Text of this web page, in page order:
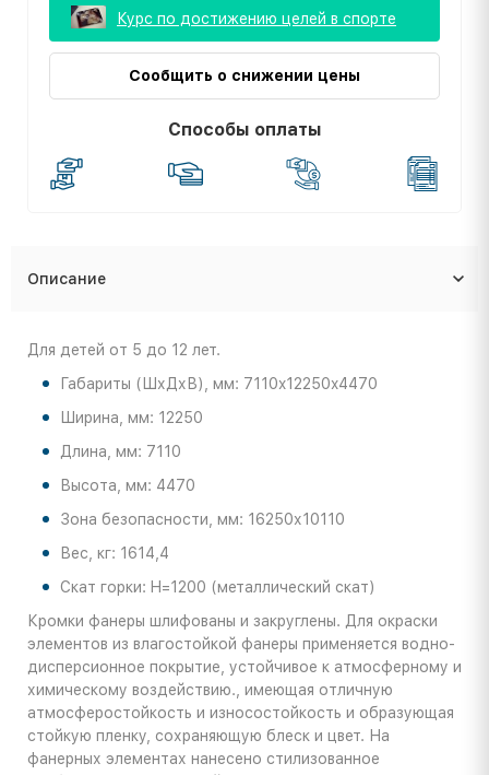
Курс по достижению целей в спорте
Сообщить о снижении цены
Способы оплаты
Описание
Для детей от 5 до 12 лет.
Габариты (ШхДхВ), мм: 7110x12250x4470
Ширина, мм: 12250
Длина, мм: 7110
Высота, мм: 4470
Зона безопасности, мм: 16250х10110
Вес, кг: 1614,4
Скат горки: H=1200 (металлический скат)
Кромки фанеры шлифованы и закруглены. Для окраски
элементов из влагостойкой фанеры применяется водно-
дисперсионное покрытие, устойчивое к атмосферному и
химическому воздействию., имеющая отличную
атмосферостойкость и износостойкость и образующая
стойкую пленку, сохраняющую блеск и цвет. На
фанерных элементах нанесено стилизованное